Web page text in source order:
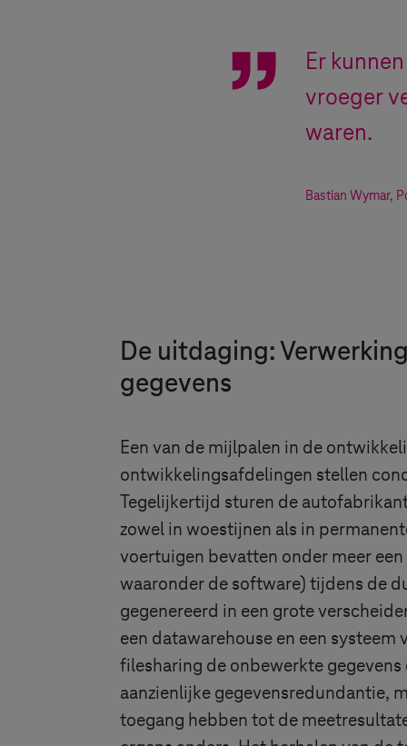
Er
vroeger
waren.
Bastian Wymar,
De uitdaging:
gegevens
Een van de mijlpalen in de
ontwikkelingsafdelingen stellen
Tegelijkertijd sturen de
zowel in woestijnen als in
voertuigen bevatten onder meer
waaronder de software) tijdens de
gegenereerd in een grote
een datawarehouse en een
filesharing de onbewerkte
aanzienlijke gegevensredundantie,
toegang hebben tot de